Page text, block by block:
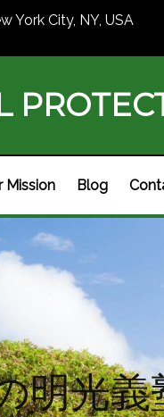
York City, NY, USA
Mission Blog
明光